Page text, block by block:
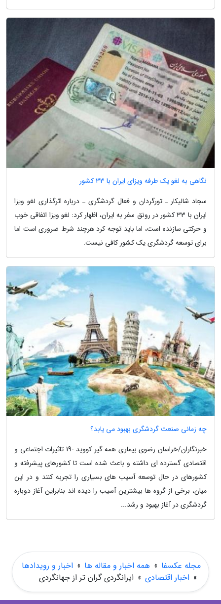
نگاهی به لغو یک طرفه ویزای ایران با 33 کشور
سجاد شالیکار ـ تورگردان و فعال گردشگری ـ درباره اثرگذاری لغو ویزا
ایران با 33 کشور در رونق سفر به ایران، اظهار کرد: لغو ویزا اتفاقی خوب
و حرکتی سازنده است، اما باید توجه کرد هرچند شرط ضروری است اما
برای توسعه گردشگری یک کشور کافی نیست.
چه زمانی صنعت گردشگری بهبود می یابد؟
خبرنگاران/خراسان رضوی بیماری همه گیر کووید -19 تاثیرات اجتماعی و
اقتصادی گسترده ای داشته و باعث شده است تا کشورهای پیشرفته و
کشورهای در حال توسعه آسیب های بسیاری را تجربه کنند و در این
میان، برخی از گروه ها بیشترین آسیب را دیده اند بنابراین آغاز دوباره
گردشگری در آغاز بهبود و رشد...
مجله عکسفا » همه اخبار و مقاله ها » اخبار و رویدادها
» اخبار اقتصادی » ایرانگردی گران تر از جهانگردی